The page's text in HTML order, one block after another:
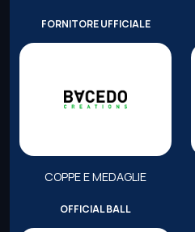
FORNITORE UFFICIALE
COPPE E MEDAGLIE
OFFICIAL BALL